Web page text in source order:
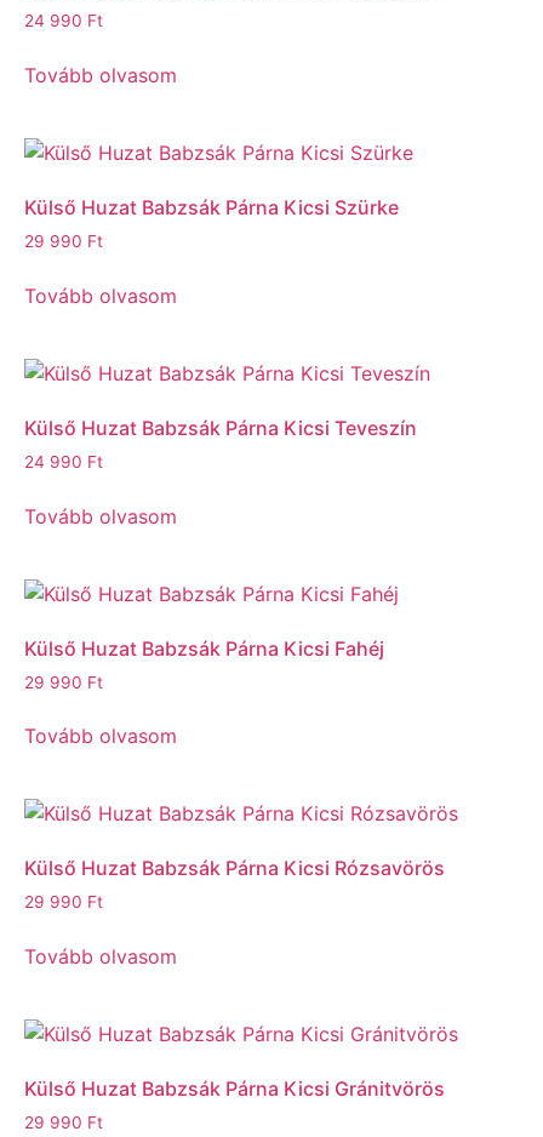
24 990 Ft
Tovább olvasom
Külső Huzat Babzsák Párna Kicsi Szürke
29 990 Ft
Tovább olvasom
Külső Huzat Babzsák Párna Kicsi Teveszín
24 990 Ft
Tovább olvasom
Külső Huzat Babzsák Párna Kicsi Fahéj
29 990 Ft
Tovább olvasom
Külső Huzat Babzsák Párna Kicsi Rózsavörös
29 990 Ft
Tovább olvasom
Külső Huzat Babzsák Párna Kicsi Gránitvörös
29 990 Ft